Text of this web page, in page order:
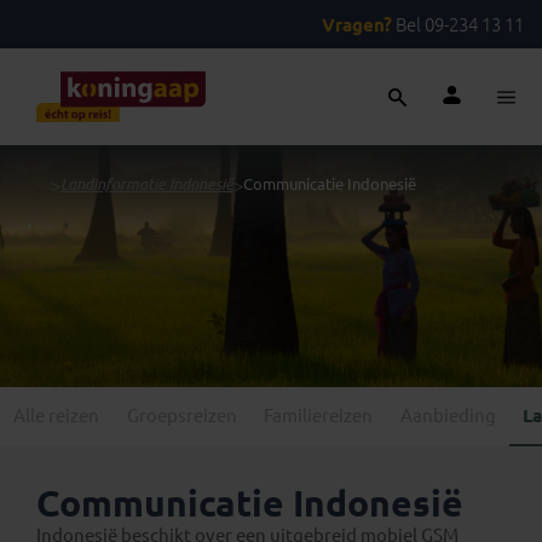
Vragen? Bel 09-234 13 11
Landinformatie Indonesië >Communicatie Indonesië
Communicatie Indonesië
Indonesië beschikt over een uitgebreid mobiel GSM